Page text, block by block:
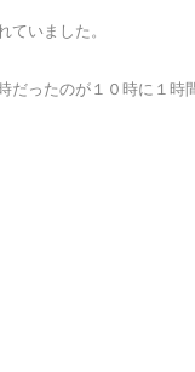
いました。
ったのが１０時に１